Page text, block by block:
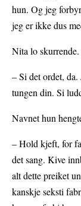
hun. Og jeg
jeg er ikke dus
Nita lo skurrende.
– Si det ordet,
tungen din. Si
Navnet hun
– Hold kjeft, for
det sang. Kive
alt dette preiket
kanskje seksti